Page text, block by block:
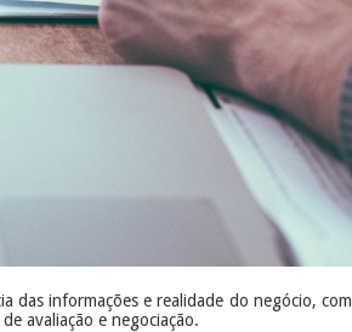
das informações e realidade do negócio, com
avaliação e negociação.